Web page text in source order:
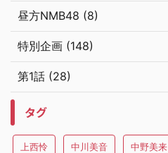
昼方NMB48 (8)
特別企画 (148)
第1話 (28)
タグ
上西怜 中川美音 中野美来